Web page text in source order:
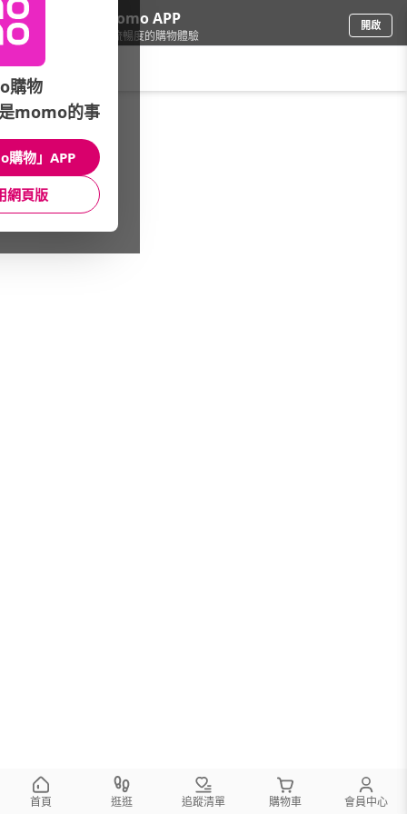
下載momo APP
給你3倍流暢度的購物體驗
開啟
鞋包箱/流行包/品牌總覽
館長推薦 月銷量
首頁 逛逛 追蹤清單 購物車 會員中心
購物
momo的事
購物」APP
網頁版